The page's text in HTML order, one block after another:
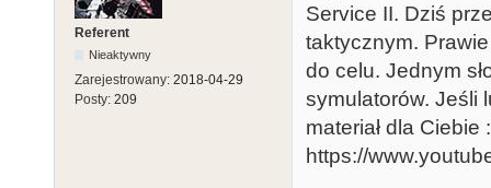
Referent
Nieaktywny
Zarejestrowany: 2018-04-29
Posty: 209
Service II. Dziś
taktycznym.
do celu. Jednym
symulatorów. Jeśli
materiał dla Ciebie
https://